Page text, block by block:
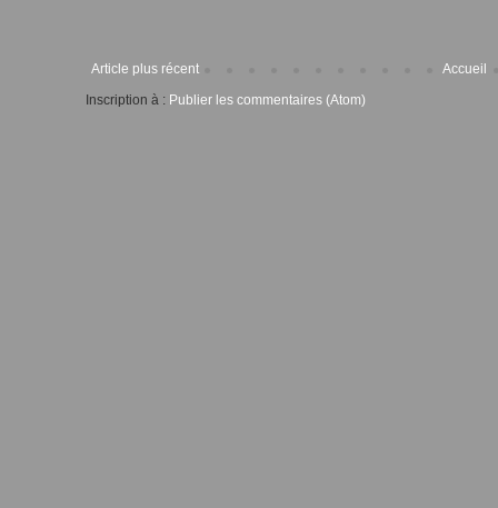
Article plus récent
Accueil
Inscription à : Publier les commentaires (Atom)